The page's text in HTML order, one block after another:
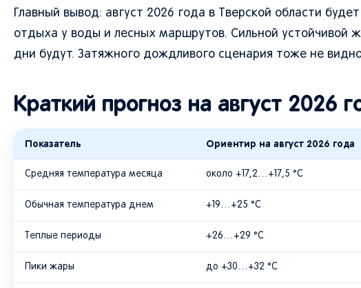
Главный вывод: август 2026 года в Тверской области
отдыха у воды и лесных маршрутов. Сильной устойчивой
дни будут. Затяжного дождливого сценария тоже не
Краткий прогноз на август 2026
Показатель Ориентир на август 2026 года
Средняя температура месяца около +17,2…+17,5 °C
Обычная температура днем +19…+25 °C
Теплые периоды +26…+29 °C
Пики жары до +30…+32 °C